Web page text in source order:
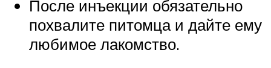
После инъекции обязательно
похвалите питомца и дайте ему
любимое лакомство.